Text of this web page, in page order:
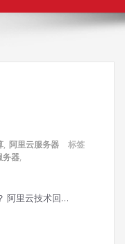
, 阿里云服务器
标签
务器,
阿里云技术回…